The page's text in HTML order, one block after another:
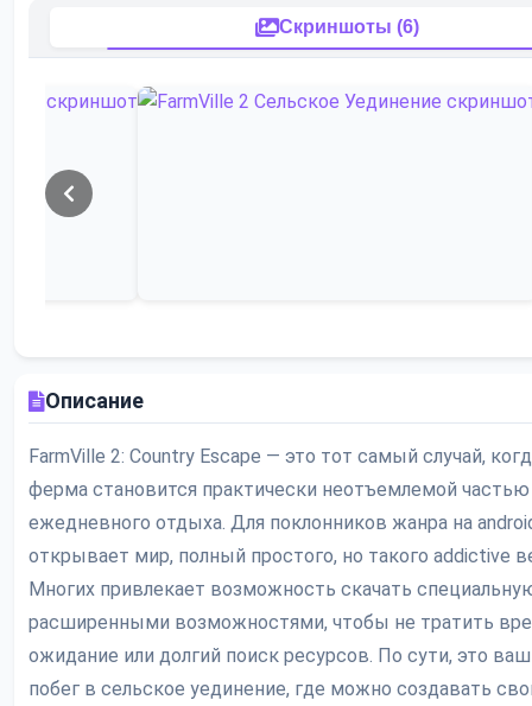
Скриншоты (6)
Описание
FarmVille 2: Country Escape — это тот самый случай,
ферма становится практически неотъемлемой частью
ежедневного отдыха. Для поклонников жанра на
открывает мир, полный простого, но такого addictive
Многих привлекает возможность скачать
расширенными возможностями, чтобы не тратить
ожидание или долгий поиск ресурсов. По сути, это
побег в сельское уединение, где можно создавать